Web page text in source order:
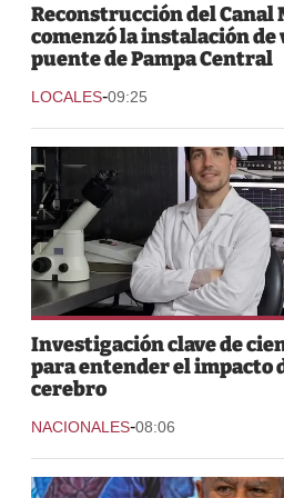
Reconstrucción del Canal
comenzó la instalación de
puente de Pampa Central
LOCALES-09:25
Investigación clave de
para entender el impacto
cerebro
NACIONALES-08:06